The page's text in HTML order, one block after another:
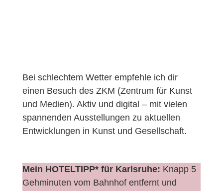
Bei schlechtem Wetter empfehle ich dir
einen Besuch des ZKM (Zentrum für Kunst
und Medien). Aktiv und digital – mit vielen
spannenden Ausstellungen zu aktuellen
Entwicklungen in Kunst und Gesellschaft.
Mein HOTELTIPP* für Karlsruhe: Knapp 5
Gehminuten vom Bahnhof entfernt und